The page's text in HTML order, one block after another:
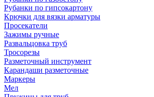
Рубанки по гипсокартону
Крючки для вязки арматуры
Просекатели
Зажимы ручные
Развальцовка труб
Тросорезы
Разметочный инструмент
Карандаши разметочные
Маркеры
Мел